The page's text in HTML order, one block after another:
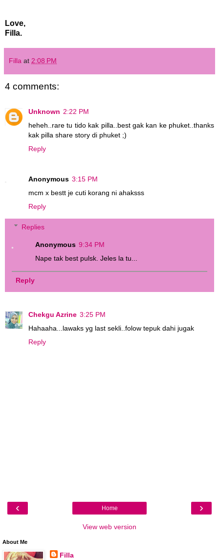
Love,
Filla.
Filla at 2:08 PM
4 comments:
Unknown 2:22 PM
heheh..rare tu tido kak pilla..best gak kan ke phuket..thanks
kak pilla share story di phuket ;)
Reply
Anonymous 3:15 PM
mcm x bestt je cuti korang ni ahaksss
Reply
Replies
Anonymous 9:34 PM
Nape tak best pulsk. Jeles la tu...
Reply
Chekgu Azrine 3:25 PM
Hahaaha...lawaks yg last sekli..folow tepuk dahi jugak
Reply
‹ ›
Home
View web version
About Me
Filla